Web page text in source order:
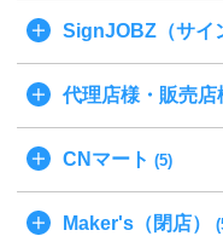
SignJOBZ（サイ
代理店様・販売
CNマート (5)
Maker's（閉店）